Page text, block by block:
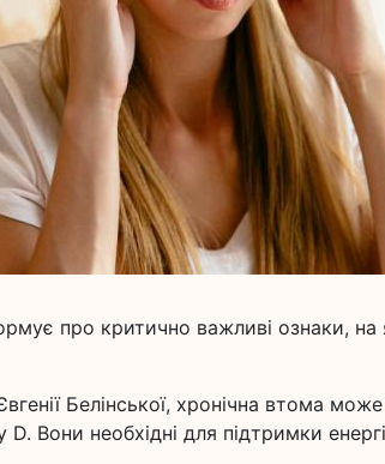
про критично важливі ознаки, на
Белінської, хронічна втома
D. Вони необхідні для підтримки